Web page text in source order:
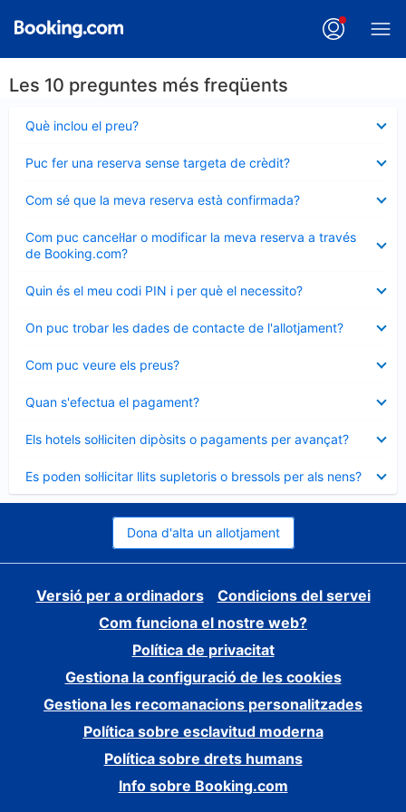
Les 10 preguntes més freqüents
Què inclou el preu?
tancat
Puc fer una reserva sense targeta de crèdit?
tancat
Com sé que la meva reserva està confirmada?
tancat
Com puc cancel·lar o modificar la meva reserva a través
de Booking.com?
tancat
Quin és el meu codi PIN i per què el necessito?
tancat
On puc trobar les dades de contacte de l'allotjament?
tancat
Com puc veure els preus?
tancat
Quan s'efectua el pagament?
tancat
Els hotels sol·liciten dipòsits o pagaments per avançat?
tancat
Es poden sol·licitar llits supletoris o bressols per als nens?
tancat
Dona d'alta un allotjament
Versió per a ordinadors
Condicions del servei
Com funciona el nostre web?
Política de privacitat
Gestiona la configuració de les cookies
Gestiona les recomanacions personalitzades
Política sobre esclavitud moderna
Política sobre drets humans
Info sobre Booking.com